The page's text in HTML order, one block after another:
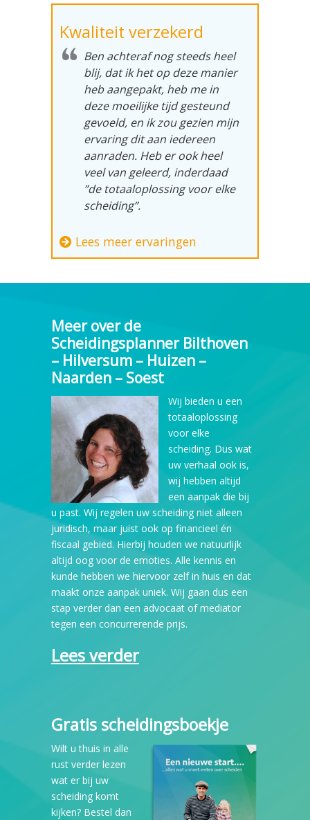
Kwaliteit verzekerd
Ben achteraf nog steeds heel
blij, dat ik het op deze manier
heb aangepakt, heb me in
deze moeilijke tijd gesteund
gevoeld, en ik zou gezien mijn
ervaring dit aan iedereen
aanraden. Heb er ook heel
veel van geleerd, inderdaad
”de totaaloplossing voor elke
scheiding”.
Lees meer ervaringen
Meer over de
Scheidingsplanner Bilthoven
– Hilversum – Huizen –
Naarden – Soest
Wij bieden u een
totaaloplossing
voor elke
scheiding. Dus wat
uw verhaal ook is,
wij hebben altijd
een aanpak die bij
u past. Wij regelen uw scheiding niet alleen
juridisch, maar juist ook op financieel én
fiscaal gebied. Hierbij houden we natuurlijk
altijd oog voor de emoties. Alle kennis en
kunde hebben we hiervoor zelf in huis en dat
maakt onze aanpak uniek. Wij gaan dus een
stap verder dan een advocaat of mediator
tegen een concurrerende prijs.
Lees verder
Gratis scheidingsboekje
Wilt u thuis in alle
rust verder lezen
wat er bij uw
scheiding komt
kijken? Bestel dan